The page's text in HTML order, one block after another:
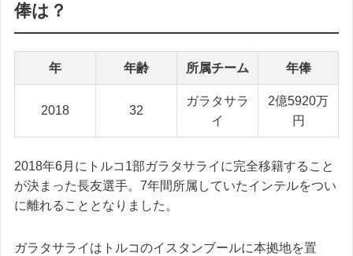
俸は？
年 年齢 所属チーム 年俸
2018 32
ガラタサラ
イ
2億5920万
円
2018年6月にトルコ1部ガラタサライに完全移籍すること
が決まった長友選手。7年間所属していたインテルをつい
に離れることとなりました。
ガラタサライはトルコのイスタンブールに本拠地を置